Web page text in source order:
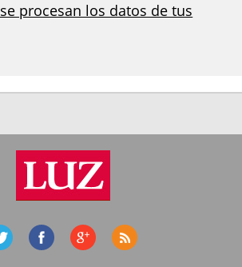
procesan los datos de tus